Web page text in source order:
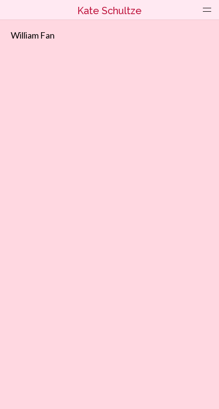
Kate Schultze
William Fan